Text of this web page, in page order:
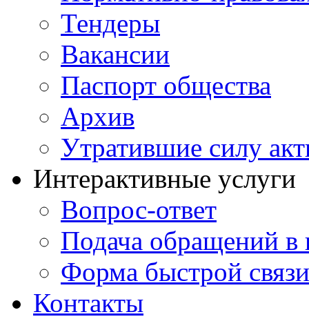
Тендеры
Вакансии
Паспорт общества
Архив
Утратившие силу
Интерактивные услуги
Вопрос-ответ
Подача обращений в
Форма быстрой связи
Контакты